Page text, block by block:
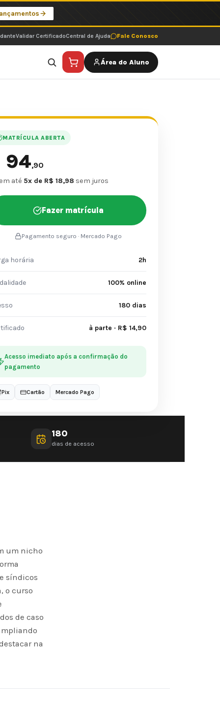
Validar CertificadoCentral de Ajuda Fale Conosco
Área do Aluno
MATRÍCULA ABERTA
94,90
até 5x de R$ 18,98 sem juros
Fazer matrícula
Pagamento seguro · Mercado Pago
horária 2h
100% online
180 dias
à parte · R$ 14,90
Acesso imediato após a confirmação do
pagamento
Pix Cartão Mercado Pago
180
dias de acesso
um nicho
síndicos
o curso
de caso
na